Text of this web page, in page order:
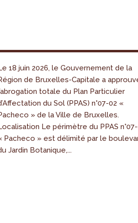
18 juin 2026, le Gouvernement de la
de Bruxelles-Capitale a
totale du Plan Particulier
du Sol (PPAS) n°07-02 «
» de la Ville de Bruxelles.
Le périmètre du PPAS
Pacheco » est délimité par le
Jardin Botanique,...